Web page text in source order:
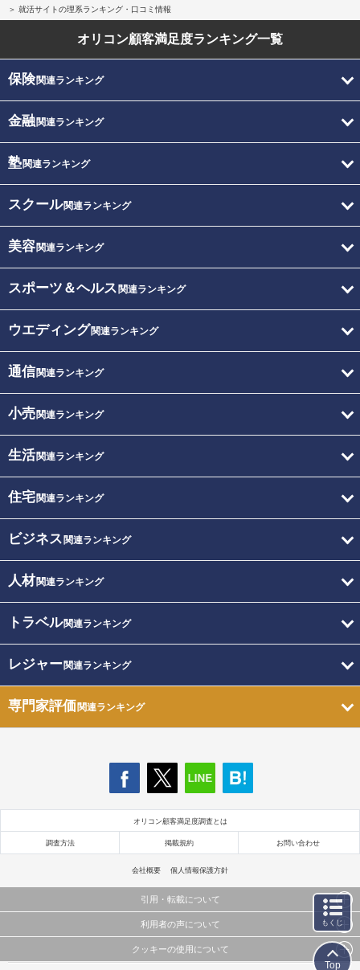
就活サイトの理系ランキング・口コミ情報
オリコン顧客満足度ランキング一覧
保険関連ランキング
金融関連ランキング
塾関連ランキング
スクール関連ランキング
美容関連ランキング
スポーツ＆ヘルス 関連ランキング
ウエディング関連ランキング
通信関連ランキング
小売関連ランキング
生活関連ランキング
住宅関連ランキング
ビジネス 関連ランキング
人材関連ランキング
トラベル関連ランキング
レジャー関連ランキング
専門家評価関連ランキング
オリコン顧客満足度調査とは
調査方法 掲載規約 お問い合わせ
会社概要 個人情報保護方針
引用・転載について
当サイトで公開されている情報（文字、写真、イラスト、画像データ等）及びこれらの配置・
これらの情報を権利者の許可なく無断転載・複製などの二次利用を行うことは固く禁じており
利用者の声について
当サイトに掲載している内容はすべてサービスの利用者が提出された見解・感想です。
クッキーの使用について
もくじ
Top